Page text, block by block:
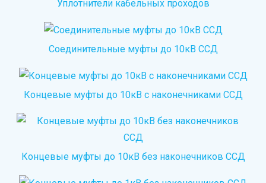
Уплотнители кабельных проходов
Соединительные муфты до 10кВ ССД
Концевые муфты до 10кВ с наконечниками ССД
Концевые муфты до 10кВ без наконечников ССД